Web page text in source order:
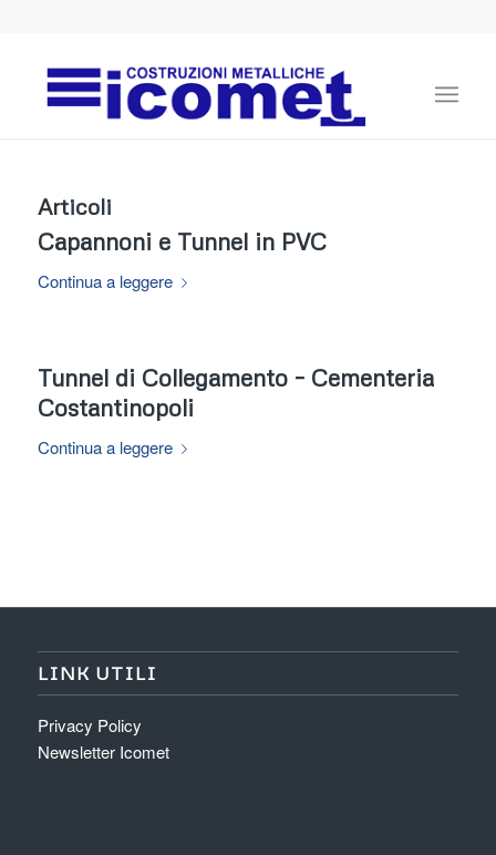
Articoli
Capannoni e Tunnel in PVC
Continua a leggere
Tunnel di Collegamento – Cementeria
Costantinopoli
Continua a leggere
LINK UTILI
Privacy Policy
Newsletter Icomet